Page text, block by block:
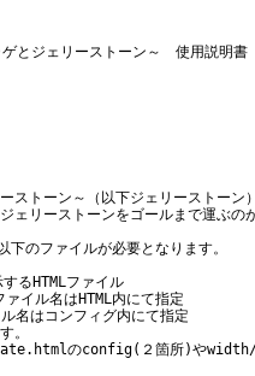
ジェリーストーン～　使用説明書
トーン～（以下ジェリーストーン
ェリーストーンをゴールまで運ぶの
はコンフィグ内にて指定
。
のconfig(２箇所)やwidth/